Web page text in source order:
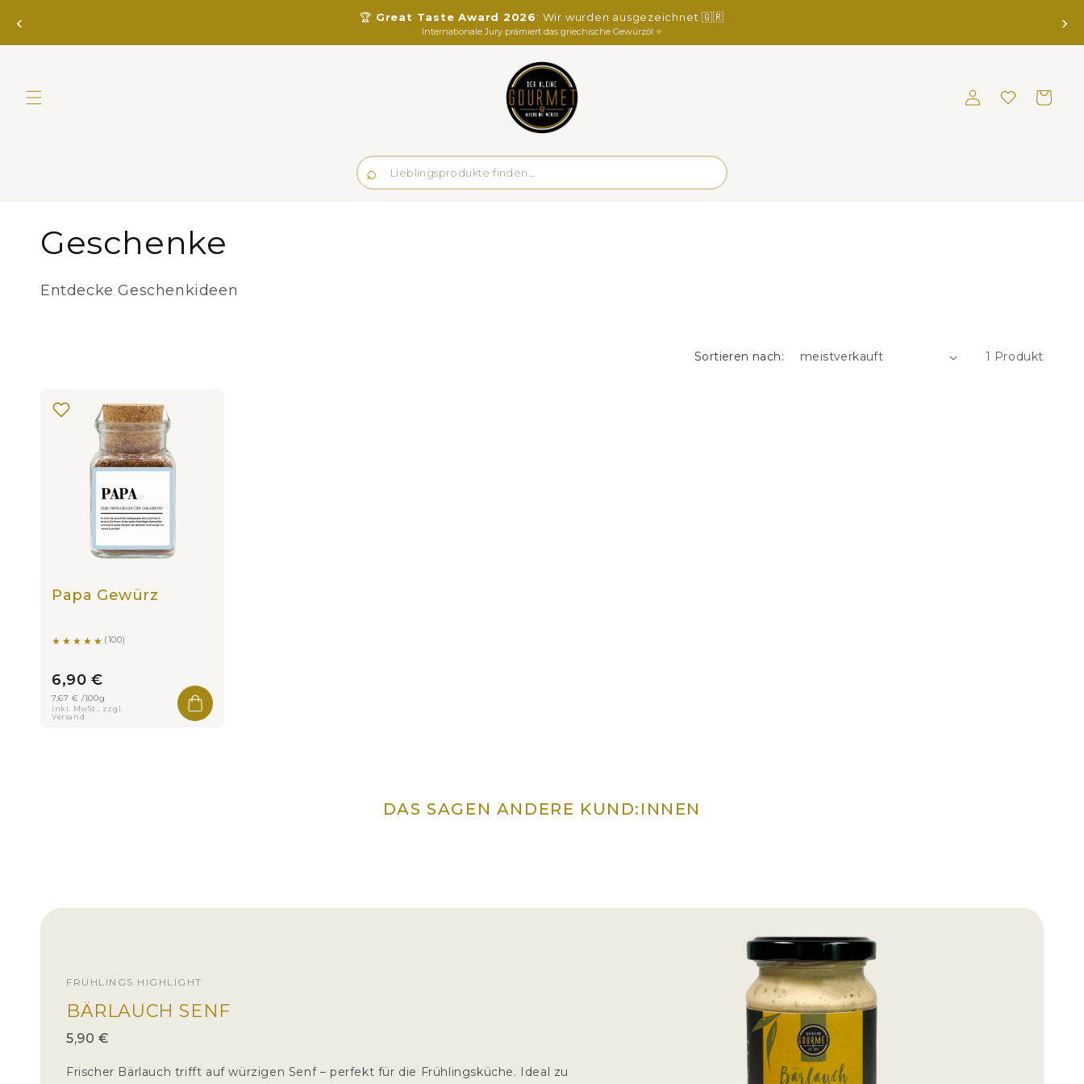
‹ 🏆 Great Taste Award 2026: Wir wurden ausgezeichnet 🇬🇷
Internationale Jury prämiert das griechische Gewürzöl ⭐️ ›
EinloggenMerklisteWarenkorb
K
a
g
Geschenke
Entdecke Geschenkideen
Sortieren nach: 1 Produkt
Papa Gewürz
(100)
6,90 €
7,67 € /100g
inkl. MwSt., zzgl.
Versand
DAS SAGEN ANDERE KUND:INNEN
FRÜHLINGS HIGHLIGHT
BÄRLAUCH SENF
5,90 €
Frischer Bärlauch trifft auf würzigen Senf – perfekt für die Frühlingsküche. Ideal zu